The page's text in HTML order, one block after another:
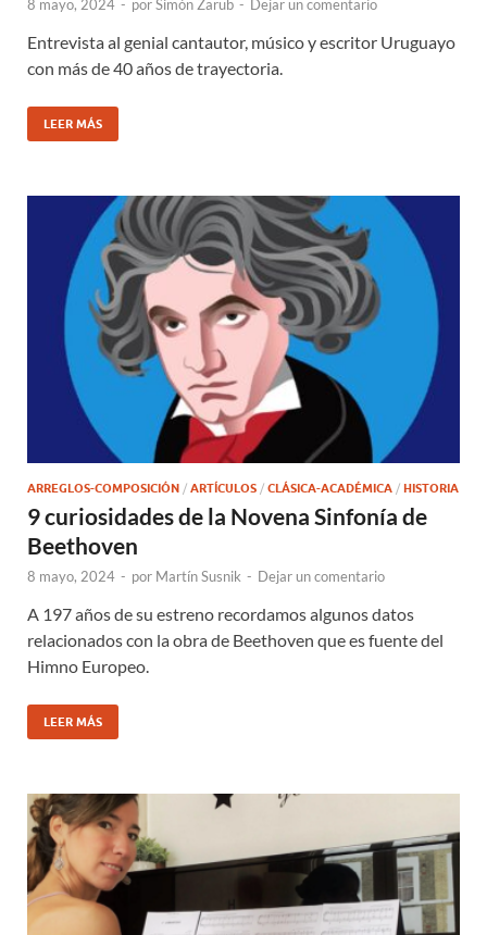
8 mayo, 2024 - porSimón Zarub - Dejar un comentario
Entrevista al genial cantautor, músico y escritor Uruguayo
con más de 40 años de trayectoria.
LEER MÁS
ARREGLOS-COMPOSICIÓN / ARTÍCULOS / CLÁSICA-ACADÉMICA / HISTORIA
9 curiosidades de la Novena Sinfonía de
Beethoven
8 mayo, 2024 - por Martín Susnik - Dejar un comentario
A 197 años de su estreno recordamos algunos datos
relacionados con la obra de Beethoven que es fuente del
Himno Europeo.
LEER MÁS